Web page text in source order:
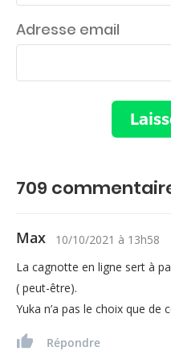
Adresse email
709
Max 10/10/2021 à 13h58
La cagnotte en ligne sert à
( peut-être).
Yuka n’a pas le choix que de
Répondre